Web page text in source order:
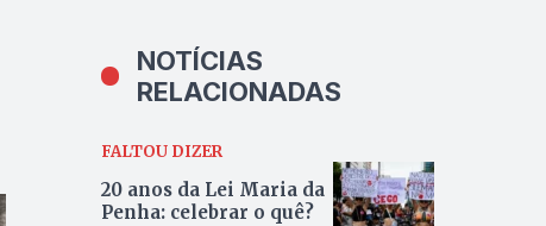
NOTÍCIAS
RELACIONADAS
FALTOU DIZER
20 anos da Lei Maria da
Penha: celebrar o quê?